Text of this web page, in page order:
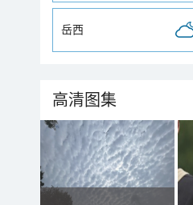
岳西
高清图集